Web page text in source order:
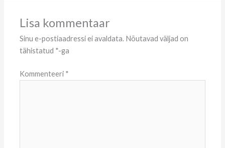
Lisa kommentaar
Sinu e-postiaadressi ei avaldata. Nõutavad väljad on
tähistatud *-ga
Kommenteeri *